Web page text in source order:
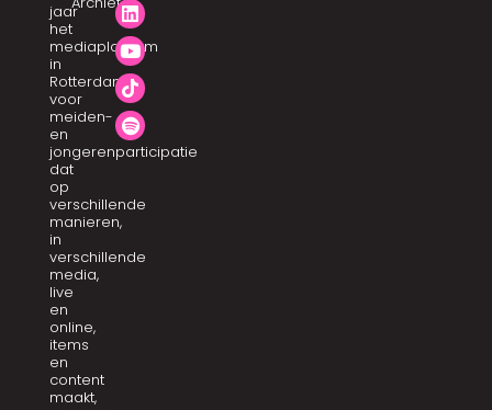
jaar
het
mediaplatform
in
Rotterdam
voor
meiden-
en
jongerenparticipatie
dat
op
verschillende
manieren,
in
verschillende
media,
live
en
online,
items
en
content
maakt,